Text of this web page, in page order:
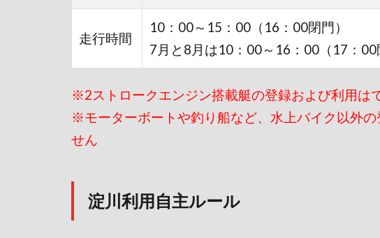
走行時間
10：00～15：00（16：00閉門）
7月と8月は10：00～16：00（17：00
※2ストロークエンジン搭載艇の登録および利用は
※モーターボートや釣り船など、水上バイク以外
せん
淀川利用自主ルール